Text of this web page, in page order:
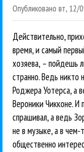
Опубликовано вт, 12/
Действительно,
время, и самый
хозяева, – пойдешь
странно. Ведь никто
Роджера Уотерса, а
Вероники Чикконе.
спрашивал, а ведь
не в музыке, а в
общественно